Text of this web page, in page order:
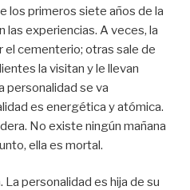
los primeros siete años de la
las experiencias. A veces, la
el cementerio; otras sale de
la visitan y le llevan
personalidad se va
es energética y atómica.
No existe ningún mañana
ella es mortal.
personalidad es hija de su